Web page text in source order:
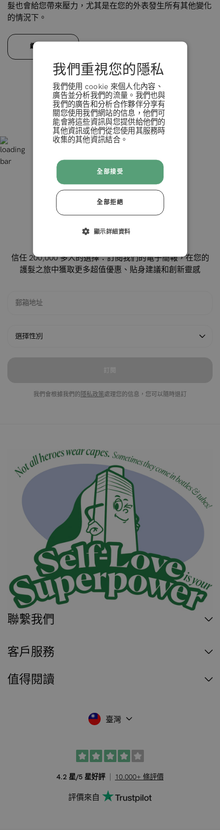
髮也會給您帶來壓力，尤其是在您的外表發生所有其他變化
的情況下。
繼續閱讀
+100,000 關注者
@hairlust
關注我們的 INSTAGRAM 賬號
訂閱我們的電子簡報
信任 200,000 多人的選擇：訂閱我們的電子簡報，在您的
護髮之旅中獲取更多超值優惠、貼身建議和創新靈感
我們會根據我們的 隱私政策處理您的信息，您可以隨時退訂
條款 & 條例
拒絕
接受
聯繫我們
客戶服務
值得閱讀
臺灣
4.2 星/5 星好評 10.000+ 條評價
評價來自
我們重視您的隱私
我們使用 cookie 來個人化內容、
廣告並分析我們的流量。我們也與
我們的廣告和分析合作夥伴分享有
關您使用我們網站的信息，他們可
能會將這些資訊與您提供給他們的
其他資訊或他們從您使用其服務時
收集的其他資訊結合。
全部接受
全部拒絕
顯示詳細資料